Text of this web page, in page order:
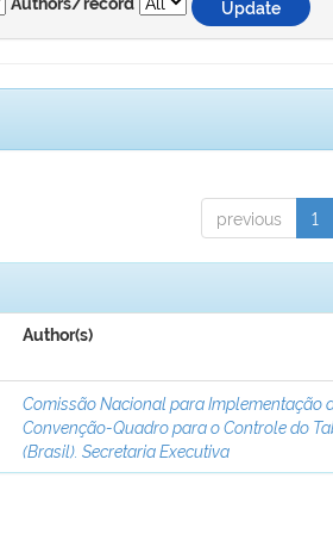
Authors/record
previous 1
Author(s)
Comissão Nacional para Implementação
Convenção-Quadro para o Controle do
(Brasil). Secretaria Executiva